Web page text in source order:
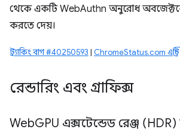
থেকে একটি WebAuthn অনুরোধ
করতে দেয়।
ট্র্যাকিং বাগ #40250593 | ChromeStatus.com এন্ট্রি
রেন্ডারিং এবং গ্রাফিক্স
WebGPU এক্সটেন্ডেড রেঞ্জ